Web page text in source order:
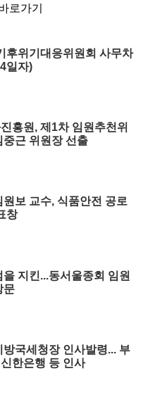
로가기
후위기대응위원회 사무차
일자)
흥원, 제1차 임원추천위
근 위원장 선출
원보 교수, 식품안전 공로
창
지킨...동서울종회 임원
문
방국세청장 인사발령... 부
한은행 등 인사